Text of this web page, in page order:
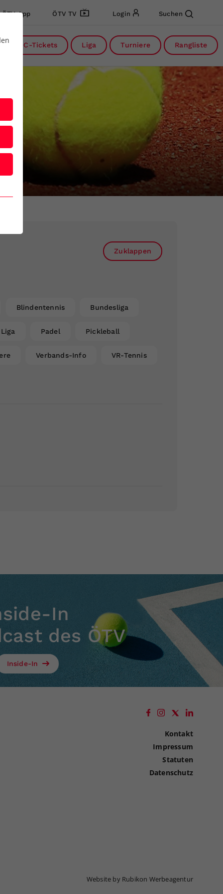
ÖTV App ÖTV TV Login Suchen
DC-Tickets Liga Turniere Rangliste
Zuklappen
Blindentennis Bundesliga
Liga Padel Pickleball
Verbands-Info VR-Tennis
In
des ÖTV
Inside-In
Kontakt
Impressum
Statuten
Datenschutz
Website by Rubikon Werbeagentur